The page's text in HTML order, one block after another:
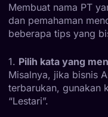
Membuat nama PT
dan pemahaman
beberapa tips yang
1. Pilih kata yang
Misalnya, jika bisnis
terbarukan, gunakan
“Lestari”.